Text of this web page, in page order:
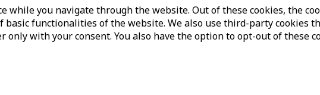
while you navigate through the website. Out of these cookies, the
functionalities of the website. We also use third-party cookies
with your consent. You also have the option to opt-out of these